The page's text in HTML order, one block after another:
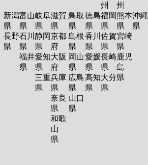
州
州
新潟
県
長野
県
富山
県
石川
県
福井
県
岐阜
県
静岡
県
愛知
県
三重
県
滋賀
県
京都
府
大阪
府
兵庫
県
奈良
県
和歌
山
県
鳥取
県
島根
県
岡山
県
広島
県
山口
県
徳島
県
香川
県
愛媛
県
高知
県
福岡
県
佐賀
県
長崎
県
大分
県
熊本
県
宮崎
県
鹿児
島
県
沖縄
県